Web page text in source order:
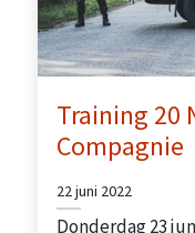
Training 20
Compagnie
22 juni 2022
Donderdag 23